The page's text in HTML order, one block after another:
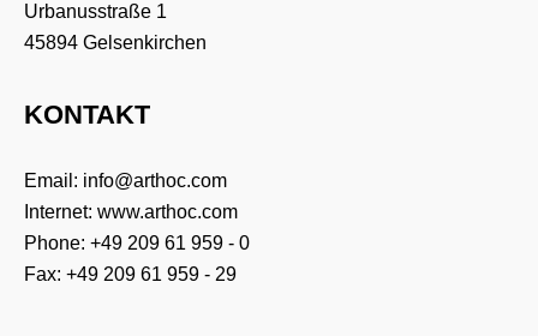
Urbanusstraße 1
45894 Gelsenkirchen
KONTAKT
Email: info@arthoc.com
Internet: www.arthoc.com
Phone: +49 209 61 959 - 0
Fax: +49 209 61 959 - 29